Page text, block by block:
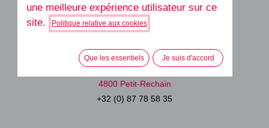
1401 Baulers (Nivelles)
HD Systems SRL
Rue des Biolleux, 21
4800 Petit-Rechain
+32 (0) 87 78 58 35
une meilleure expérience utilisateur sur ce
site.
Politique relative aux cookies
Que les essentiels Je suis d'accord